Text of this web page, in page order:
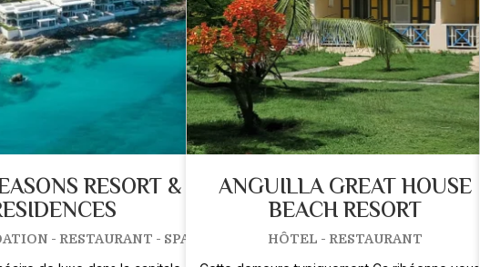
RESORT &
- RESTAURANT - SPA
ANGUILLA GREAT HOUSE
BEACH RESORT
HÔTEL - RESTAURANT